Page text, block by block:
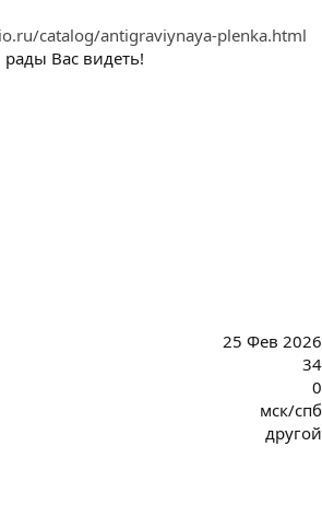
catalog/antigraviynaya-plenka.html
Вас видеть!
25 Фев 2026
34
0
мск/спб
другой